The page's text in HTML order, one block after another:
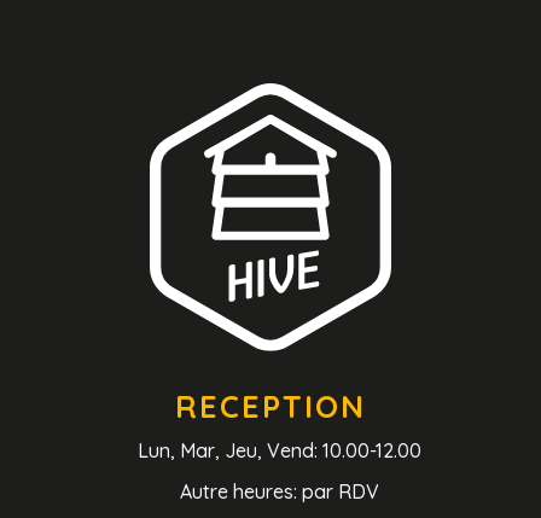
RECEPTION
Lun, Mar, Jeu, Vend: 10.00-12.00
Autre heures: par RDV